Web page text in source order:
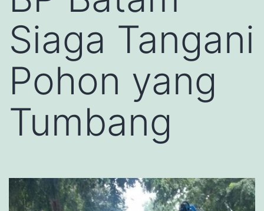
Siaga Tangani
Pohon yang
Tumbang